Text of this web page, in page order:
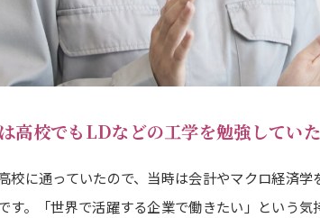
高校でもLDなどの工学を勉強してい
に通っていたので、当時は会計やマクロ経済
す。「世界で活躍する企業で働きたい」という